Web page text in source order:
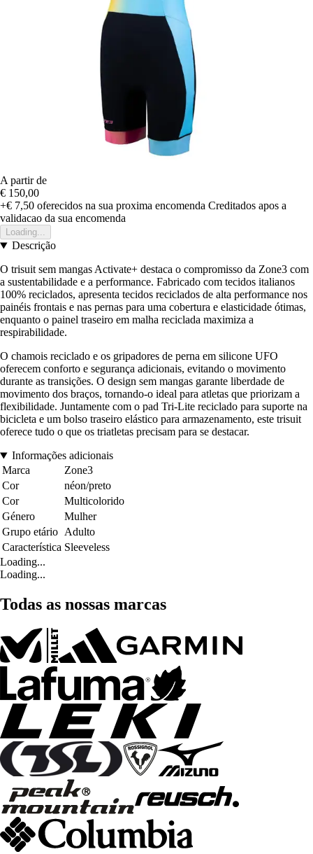
A partir de
€ 150,00
+€ 7,50 oferecidos na sua proxima encomenda Creditados apos a
validacao da sua encomenda
Loading...
Descrição
O trisuit sem mangas Activate+ destaca o compromisso da Zone3 com
a sustentabilidade e a performance. Fabricado com tecidos italianos
100% reciclados, apresenta tecidos reciclados de alta performance nos
painéis frontais e nas pernas para uma cobertura e elasticidade ótimas,
enquanto o painel traseiro em malha reciclada maximiza a
respirabilidade.
O chamois reciclado e os gripadores de perna em silicone UFO
oferecem conforto e segurança adicionais, evitando o movimento
durante as transições. O design sem mangas garante liberdade de
movimento dos braços, tornando-o ideal para atletas que priorizam a
flexibilidade. Juntamente com o pad Tri-Lite reciclado para suporte na
bicicleta e um bolso traseiro elástico para armazenamento, este trisuit
oferece tudo o que os triatletas precisam para se destacar.
Informações adicionais
Marca
Zone3
Cor
néon/preto
Cor
Multicolorido
Género
Mulher
Grupo etário Adulto
Característica Sleeveless
Loading...
Loading...
Todas as nossas marcas